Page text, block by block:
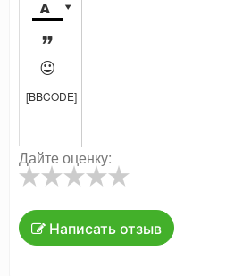




[BBCODE]
Дайте оценку:
Написать отзыв